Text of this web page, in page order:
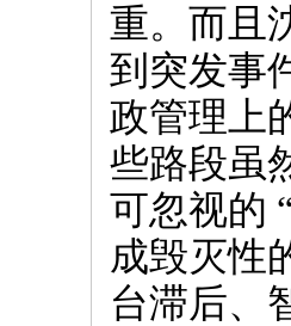
重。而且
到突发事
政管理上
些路段虽
可忽视的
成毁灭性
台滞后、